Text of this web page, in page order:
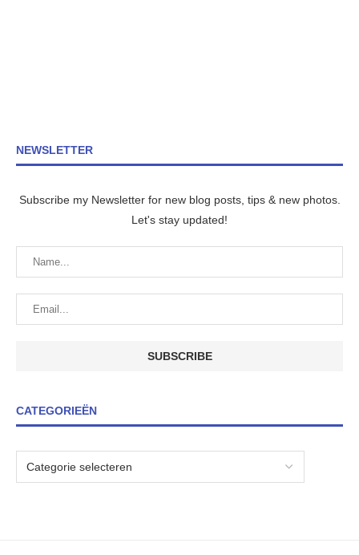
NEWSLETTER
Subscribe my Newsletter for new blog posts, tips & new photos.
Let's stay updated!
CATEGORIEËN